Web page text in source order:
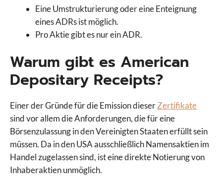
Eine Umstrukturierung oder eine Enteignung
eines ADRs ist möglich.
Pro Aktie gibt es nur ein ADR.
Warum gibt es American
Depositary Receipts?
Einer der Gründe für die Emission dieserZertifikate
sind vor allem die Anforderungen, die für eine
Börsenzulassung in den Vereinigten Staaten erfüllt sein
müssen. Da in den USA ausschließlich Namensaktien im
Handel zugelassen sind, ist eine direkte Notierung von
Inhaberaktien unmöglich.